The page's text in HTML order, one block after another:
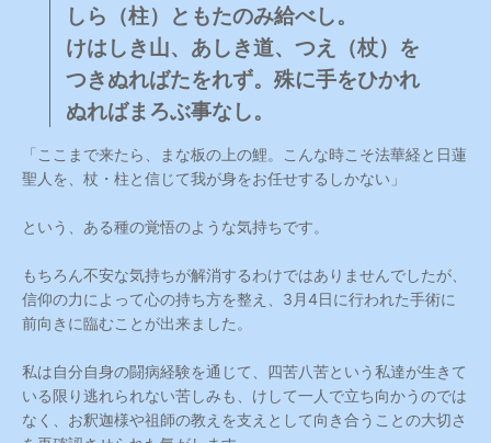
しら（柱）ともたのみ給べし。
けはしき山、あしき道、つえ（杖）を
つきぬればたをれず。殊に手をひかれ
ぬればまろぶ事なし。
「ここまで来たら、まな板の上の鯉。こんな時こそ法華経と日蓮
聖人を、杖・柱と信じて我が身をお任せするしかない」
という、ある種の覚悟のような気持ちです。
もちろん不安な気持ちが解消するわけではありませんでしたが、
信仰の力によって心の持ち方を整え、3月4日に行われた手術に
前向きに臨むことが出来ました。
私は自分自身の闘病経験を通じて、四苦八苦という私達が生きて
いる限り逃れられない苦しみも、けして一人で立ち向かうのでは
なく、お釈迦様や祖師の教えを支えとして向き合うことの大切さ